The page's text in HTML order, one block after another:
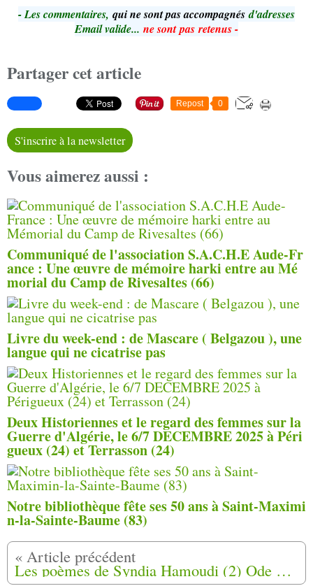
- Les commentaires, qui ne sont pas accompagnésd'adresses
Email valide... ne sont pas retenus -
Partager cet article
Repost 0
S'inscrire à la newsletter
Vous aimerez aussi :
Communiqué de l'association S.A.C.H.E Aude-Fr
ance : Une œuvre de mémoire harki entre au Mé
morial du Camp de Rivesaltes (66)
Livre du week-end : de Mascare ( Belgazou ), une
langue qui ne cicatrise pas
Deux Historiennes et le regard des femmes sur la
Guerre d'Algérie, le 6/7 DECEMBRE 2025 à Péri
gueux (24) et Terrasson (24)
Notre bibliothèque fête ses 50 ans à Saint-Maximi
n-la-Sainte-Baume (83)
Les poèmes de Syndia Hamoudi (2) Ode à nos seins